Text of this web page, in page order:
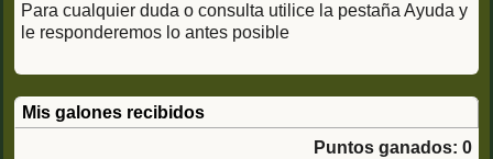
Para cualquier duda o consulta utilice la pestaña Ayuda y
le responderemos lo antes posible
Mis galones recibidos
Puntos ganados: 0